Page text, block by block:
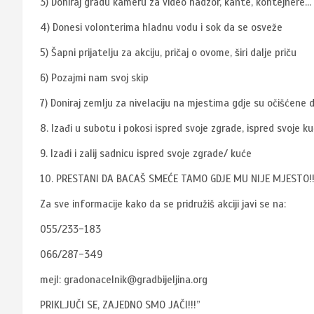
4) Donesi volonterima hladnu vodu i sok da se osveže
5) Šapni prijatelju za akciju, pričaj o ovome, širi dalje priču
6) Pozajmi nam svoj skip
7) Doniraj zemlju za nivelaciju na mjestima gdje su očišćene
8. Izađi u subotu i pokosi ispred svoje zgrade, ispred svoje
9. Izađi i zalij sadnicu ispred svoje zgrade/ kuće
10. PRESTANI DA BACAŠ SMEĆE TAMO GDJE MU NIJE
Za sve informacije kako da se pridružiš akciji javi se na:
055/233-183
066/287-349
mejl: gradonacelnik@gradbijeljina.org
PRIKLJUČI SE, ZAJEDNO SMO JAČI!!!”